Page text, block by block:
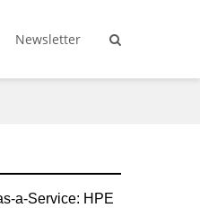
Newsletter
a-Service: HPE